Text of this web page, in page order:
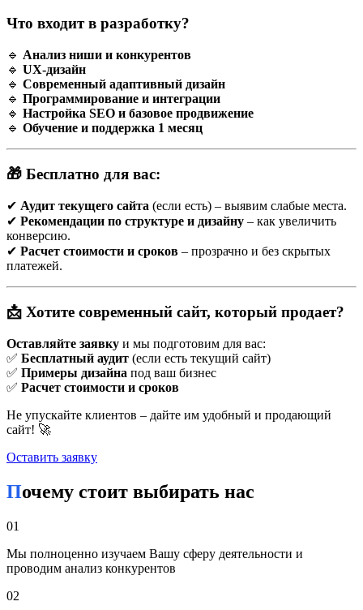
Что входит в разработку?
🔹 Анализ ниши и конкурентов
🔹 UX-дизайн
🔹 Современный адаптивный дизайн
🔹 Программирование и интеграции
🔹 Настройка SEO и базовое продвижение
🔹 Обучение и поддержка 1 месяц
🎁 Бесплатно для вас:
✔ Аудит текущего сайта (если есть) – выявим слабые места.
✔ Рекомендации по структуре и дизайну – как увеличить
конверсию.
✔ Расчет стоимости и сроков – прозрачно и без скрытых
платежей.
📩 Хотите современный сайт, который продает?
Оставляйте заявку и мы подготовим для вас:
✅ Бесплатный аудит (если есть текущий сайт)
✅ Примеры дизайна под ваш бизнес
✅ Расчет стоимости и сроков
Не упускайте клиентов – дайте им удобный и продающий
сайт! 🚀
Оставить заявку
Почему стоит выбирать нас
01
Мы полноценно изучаем Вашу сферу деятельности и
проводим анализ конкурентов
02